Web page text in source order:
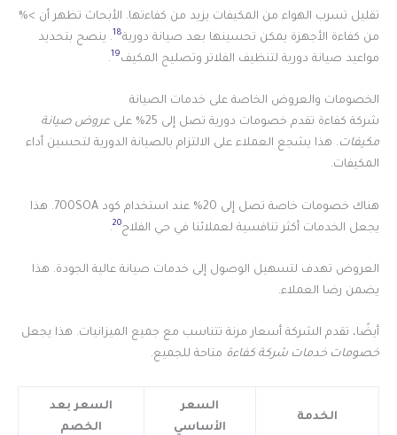
تقليل تسرب الهواء من المكيفات يزيد من كفاءتها. الأبحاث تظهر أن >%
من كفاءة الأجهزة يمكن تحسينها بعد صيانة دورية18 . ينصح بتحديد
مواعيد صيانة دورية لتنظيف الفلاتر وتصليح المكيف19
.
الخصومات والعروض الخاصة على خدمات الصيانة
شركة كفاءة تقدم خصومات دورية تصل إلى 25% على
عروض صيانة
مكيفات . هذا يشجع العملاء على الالتزام بالصيانة الدورية لتحسين أداء
المكيفات.
هناك خصومات خاصة تصل إلى 20% عند استخدام كود 700SOA. هذا
يجعل الخدمات أكثر تنافسية لعملائنا في حي الفلاح20
.
العروض تهدف لتسهيل الوصول إلى خدمات صيانة عالية الجودة. هذا
يضمن رضا العملاء.
أيضًا، تقدم الشركة أسعار مرنة تتناسب مع جميع الميزانيات. هذا يجعل
خصومات خدمات شركة كفاءة متاحة للجميع.
الخدمة
السعر
الأساسي
السعر بعد
الخصم